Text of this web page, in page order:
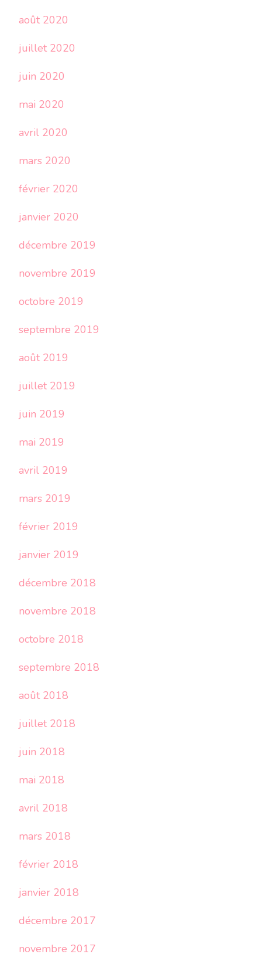
août 2020
juillet 2020
juin 2020
mai 2020
avril 2020
mars 2020
février 2020
janvier 2020
décembre 2019
novembre 2019
octobre 2019
septembre 2019
août 2019
juillet 2019
juin 2019
mai 2019
avril 2019
mars 2019
février 2019
janvier 2019
décembre 2018
novembre 2018
octobre 2018
septembre 2018
août 2018
juillet 2018
juin 2018
mai 2018
avril 2018
mars 2018
février 2018
janvier 2018
décembre 2017
novembre 2017